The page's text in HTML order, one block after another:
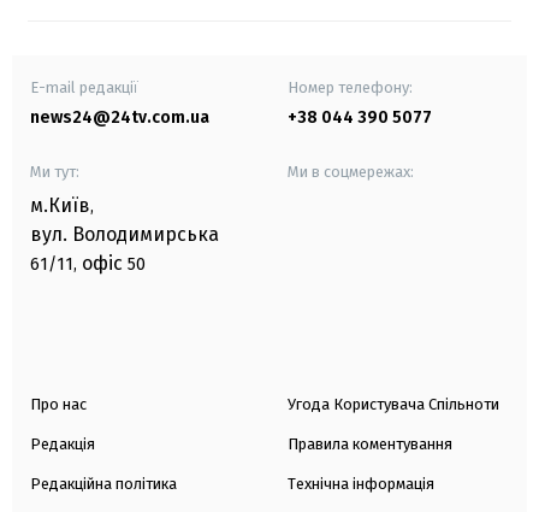
E-mail редакції
news24@24tv.com.ua
Номер телефону:
+38 044 390 5077
Ми тут:
м.Київ,
вул. Володимирська
61/11, офіс 50
Ми в соцмережах:
Про нас
Редакція
Редакційна політика
Угода Користувача Спільноти
Правила коментування
Технічна інформація